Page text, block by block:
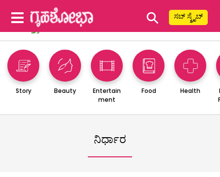
⚲ ಸಬ್ ಸ್ಕ್ರೈಬ್
Story Beauty
Entertain
ment
Food Health
ನಿರ್ಧಾರ